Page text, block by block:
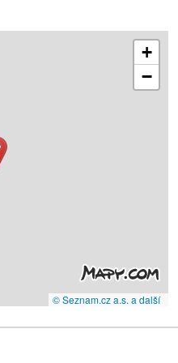
+
−
© Seznam.cz a.s. a další